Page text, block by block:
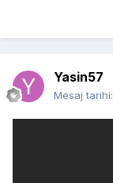
Yasin57
Mesaj tarihi: